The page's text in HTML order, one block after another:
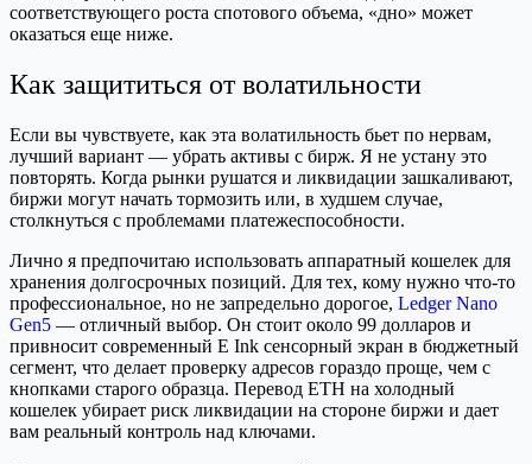
соответствующего роста спотового объема, «дно» может
оказаться еще ниже.
Как защититься от волатильности
Если вы чувствуете, как эта волатильность бьет по нервам,
лучший вариант — убрать активы с бирж. Я не устану это
повторять. Когда рынки рушатся и ликвидации зашкаливают,
биржи могут начать тормозить или, в худшем случае,
столкнуться с проблемами платежеспособности.
Лично я предпочитаю использовать аппаратный кошелек для
хранения долгосрочных позиций. Для тех, кому нужно что-то
профессиональное, но не запредельно дорогое, Ledger Nano
Gen5 — отличный выбор. Он стоит около 99 долларов и
привносит современный E Ink сенсорный экран в бюджетный
сегмент, что делает проверку адресов гораздо проще, чем с
кнопками старого образца. Перевод ETH на холодный
кошелек убирает риск ликвидации на стороне биржи и дает
вам реальный контроль над ключами.